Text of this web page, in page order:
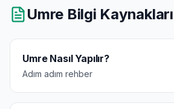
Umre Bilgi Kaynakları
Umre Nasıl Yapılır?
Adım adım rehber